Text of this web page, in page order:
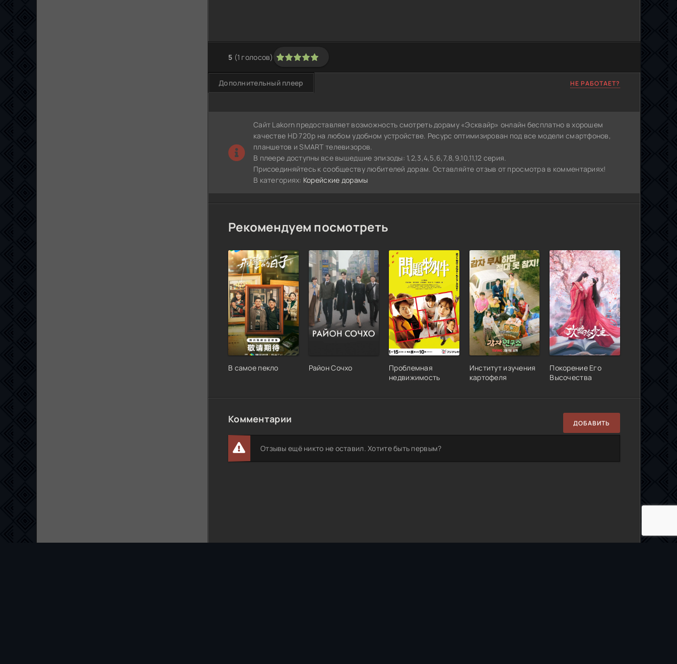
5 (1 голосов)
2 3 4 5
Дополнительный плеер НЕ РАБОТАЕТ?
Сайт Lakorn предоставляет возможность смотреть дораму «Эсквайр» онлайн бесплатно в хорошем
качестве HD 720p на любом удобном устройстве. Ресурс оптимизирован под все модели смартфонов,
планшетов и SMART телевизоров.
В плеере доступны все вышедшие эпизоды: 1,2,3,4,5,6,7,8,9,10,11,12 серия.
Присоединяйтесь к сообществу любителей дорам. Оставляйте отзыв от просмотра в комментариях!
В категориях: Корейские дорамы
Рекомендуем посмотреть
В самое пекло Район Сочхо
Проблемная
недвижимость
Институт изучения
картофеля
Покорение Его
Высочества
Комментарии ДОБАВИТЬ
Отзывы ещё никто не оставил. Хотите быть первым?